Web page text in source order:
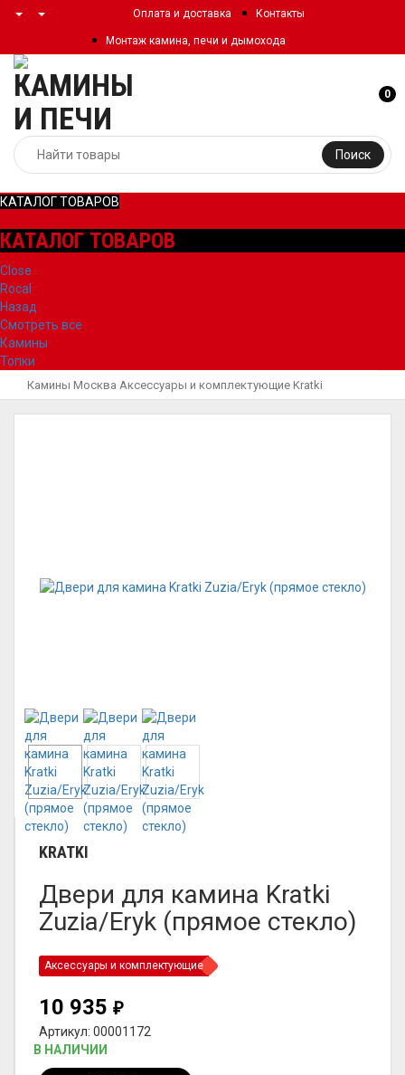
Оплата и доставка Контакты
Монтаж камина, печи и дымохода
Поиск
0
КАТАЛОГ ТОВАРОВ
КАТАЛОГ ТОВАРОВ
Close
Rocal
Назад
Смотреть все
Камины
Топки
Камины Москва Аксессуары и комплектующие Kratki
KRATKI
Двери для камина Kratki
Zuzia/Eryk (прямое стекло)
Аксессуары и комплектующие
10 935 ₽
Артикул: 00001172
В НАЛИЧИИ